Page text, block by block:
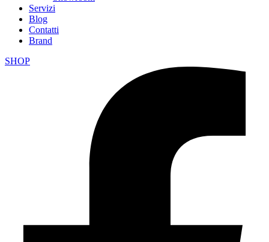
Servizi
Blog
Contatti
Brand
SHOP